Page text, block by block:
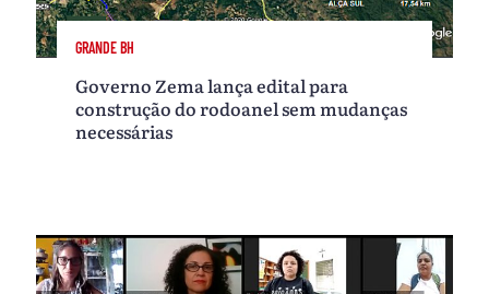
GRANDE BH
Governo Zema lança edital para
construção do rodoanel sem mudanças
necessárias